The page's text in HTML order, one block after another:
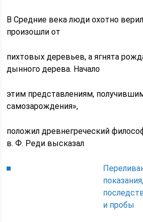
В Средние века люди охотно
произошли от
пихтовых деревьев, а ягнята
дынного дерева. Начало
этим представлениям,
самозарождения»,
положил древнегреческий
в. Ф. Реди высказал
и пробы